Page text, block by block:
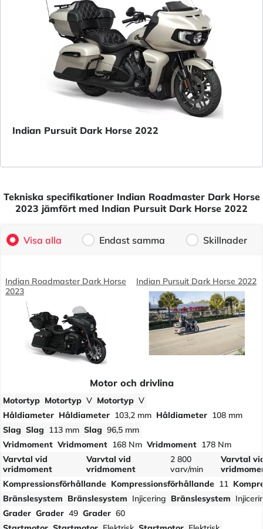
Indian Pursuit Dark Horse 2022
Tekniska specifikationer Indian Roadmaster Dark Horse
2023 jämfört med Indian Pursuit Dark Horse 2022
Visa alla Endast samma Skillnader
Indian Roadmaster Dark Horse
2023
Indian Pursuit Dark Horse 2022
Motor och drivlina
Motortyp Motortyp V Motortyp V
Håldiameter Håldiameter 103,2 mm Håldiameter 108 mm
Slag Slag 113 mm Slag 96,5 mm
Vridmoment Vridmoment 168 Nm Vridmoment 178 Nm
Varvtal vid
vridmoment
Varvtal vid
vridmoment
2 800
varv/min
Varvtal
Kompressionsförhållande Kompressionsförhållande 11
Bränslesystem Bränslesystem Injicering Bränslesystem
Grader Grader 49 Grader 60